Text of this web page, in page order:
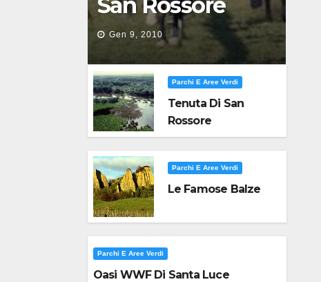
Massaciuccoli
Gen 9, 2010
Parchi E Aree Verdi
Tenuta Di San
Rossore
Parchi E Aree Verdi
Le Famose Balze
Parchi E Aree Verdi
Oasi WWF Di Santa Luce